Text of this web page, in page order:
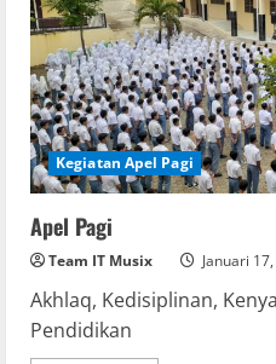
Kegiatan Apel Pagi
Apel Pagi
Team IT Musix Januari
Akhlaq, Kedisiplinan,
Pendidikan